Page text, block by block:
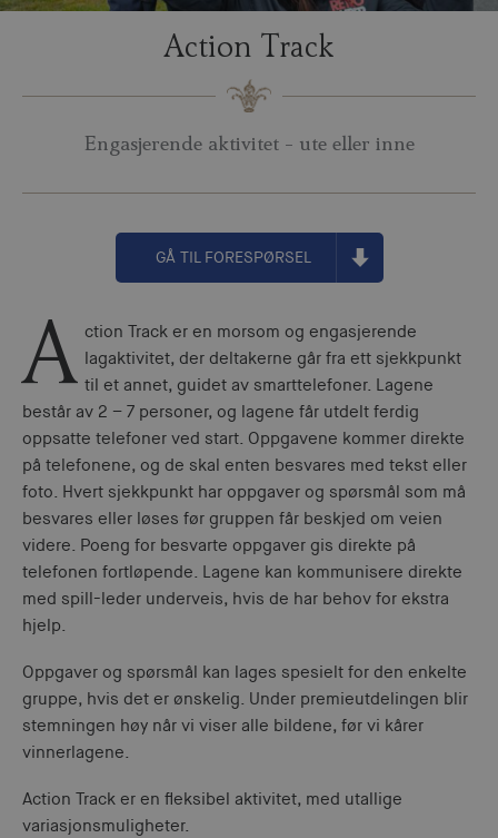
Action Track
Engasjerende aktivitet - ute eller inne
GÅ TIL FORESPØRSEL
A ction Track er en morsom og engasjerende
lagaktivitet, der deltakerne går fra ett sjekkpunkt
til et annet, guidet av smarttelefoner. Lagene
består av 2 – 7 personer, og lagene får utdelt ferdig
oppsatte telefoner ved start. Oppgavene kommer direkte
på telefonene, og de skal enten besvares med tekst eller
foto. Hvert sjekkpunkt har oppgaver og spørsmål som må
besvares eller løses før gruppen får beskjed om veien
videre. Poeng for besvarte oppgaver gis direkte på
telefonen fortløpende. Lagene kan kommunisere direkte
med spill-leder underveis, hvis de har behov for ekstra
hjelp.
Oppgaver og spørsmål kan lages spesielt for den enkelte
gruppe, hvis det er ønskelig. Under premieutdelingen blir
stemningen høy når vi viser alle bildene, før vi kårer
vinnerlagene.
Action Track er en fleksibel aktivitet, med utallige
variasjonsmuligheter.